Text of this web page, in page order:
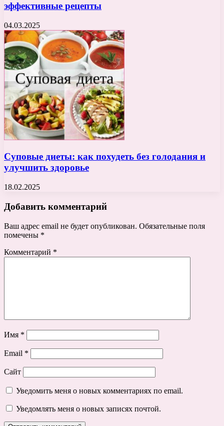
эффективные рецепты
04.03.2025
Суповые диеты: как похудеть без голодания и
улучшить здоровье
18.02.2025
Добавить комментарий
Ваш адрес email не будет опубликован. Обязательные поля
помечены *
Комментарий *
Имя *
Email *
Сайт
Уведомить меня о новых комментариях по email.
Уведомлять меня о новых записях почтой.